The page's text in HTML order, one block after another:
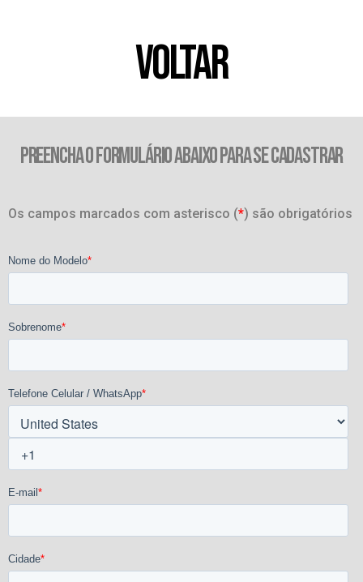
VOLTAR
PREENCHA O FORMULÁRIO ABAIXO PARA SE CADASTRAR
Os campos marcados com asterisco (*) são obrigatórios